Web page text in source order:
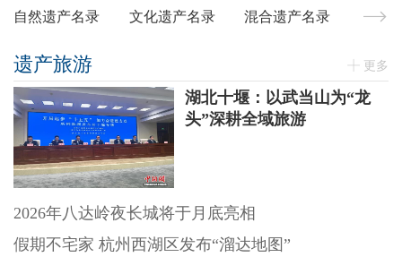
自然遗产名录 文化遗产名录 混合遗产名录
遗产旅游 更多
湖北十堰：以武当山为“龙
头”深耕全域旅游
2026年八达岭夜长城将于月底亮相
假期不宅家 杭州西湖区发布“溜达地图”